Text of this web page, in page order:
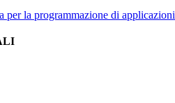
per la programmazione di applicazioni​​